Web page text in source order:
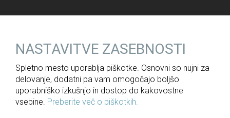
Za medije
Novice
NASTAVITVE ZASEBNOSTI
Spletno mesto uporablja piškotke. Osnovni so nujni za
delovanje, dodatni pa vam omogočajo boljšo
uporabniško izkušnjo in dostop do kakovostne
vsebine. Preberite več o piškotkih.